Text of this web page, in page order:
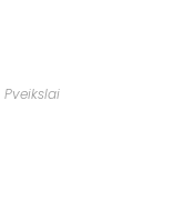
Pveikslai